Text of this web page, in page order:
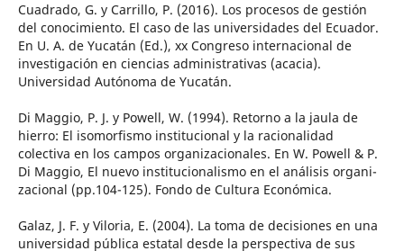
Cuadrado, G. y Carrillo, P. (2016). Los procesos de gestión
del conocimiento. El caso de las universidades del Ecuador.
En U. A. de Yucatán (Ed.), xx Congreso internacional de
investigación en ciencias administrativas (acacia).
Universidad Autónoma de Yucatán.
Di Maggio, P. J. y Powell, W. (1994). Retorno a la jaula de
hierro: El isomorfismo institucional y la racionalidad
colectiva en los campos organizacionales. En W. Powell & P.
Di Maggio, El nuevo institucionalismo en el análisis organi-
zacional (pp.104-125). Fondo de Cultura Económica.
Galaz, J. F. y Viloria, E. (2004). La toma de decisiones en una
universidad pública estatal desde la perspectiva de sus